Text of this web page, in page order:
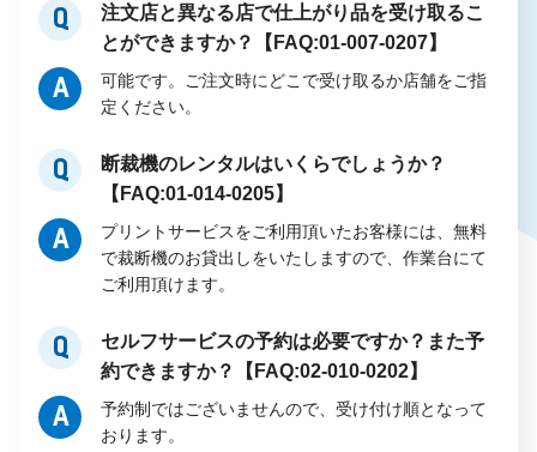
Q
注文店と異なる店で仕上がり品を受け取るこ
とができますか？【FAQ:01-007-0207】
A
可能です。ご注文時にどこで受け取るか店舗をご指
定ください。
Q
断裁機のレンタルはいくらでしょうか？
【FAQ:01-014-0205】
A
プリントサービスをご利用頂いたお客様には、無料
で裁断機のお貸出しをいたしますので、作業台にて
ご利用頂けます。
Q
セルフサービスの予約は必要ですか？また予
約できますか？【FAQ:02-010-0202】
A
予約制ではございませんので、受け付け順となって
おります。